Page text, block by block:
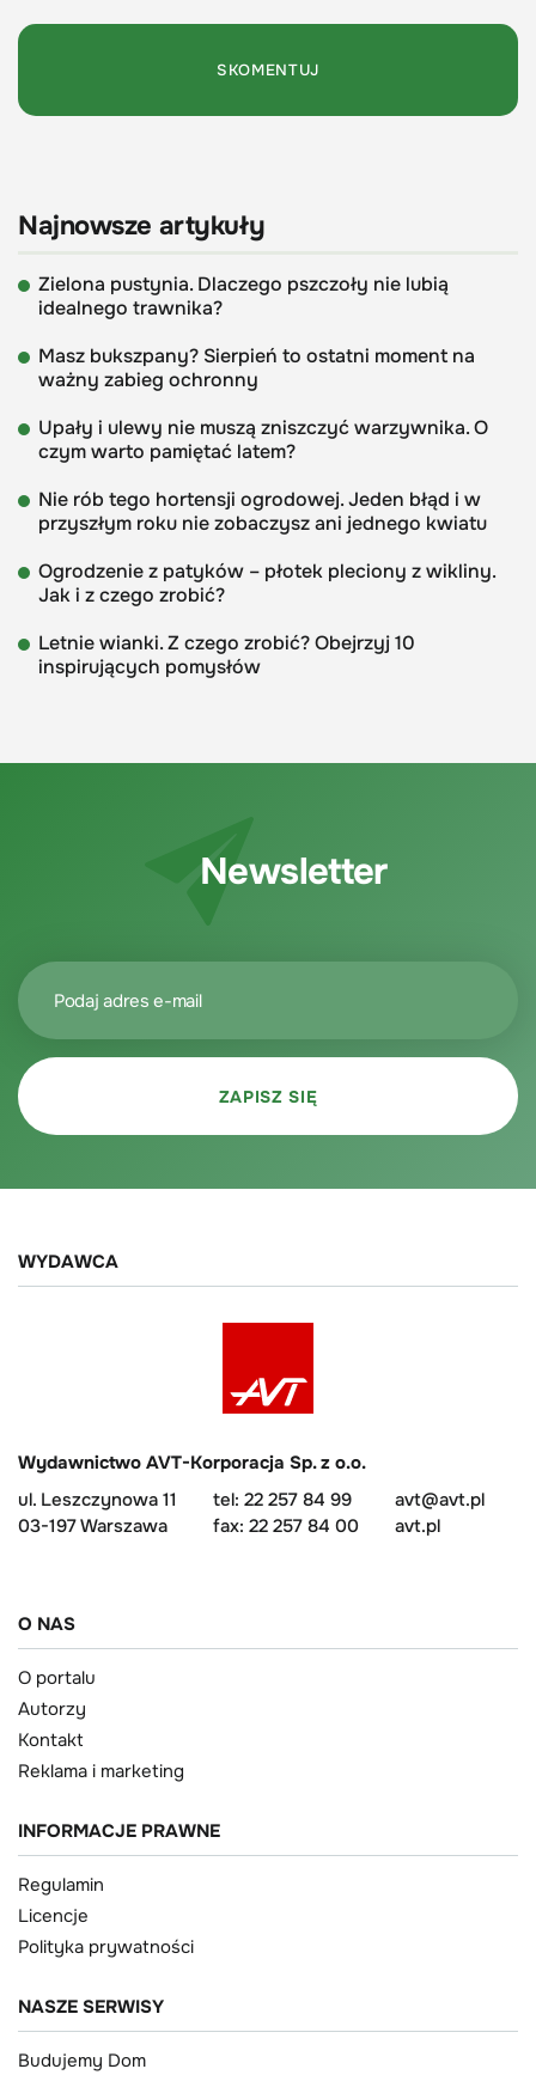
Najnowsze artykuły
Zielona pustynia. Dlaczego pszczoły nie lubią
idealnego trawnika?
Masz bukszpany? Sierpień to ostatni moment na
ważny zabieg ochronny
Upały i ulewy nie muszą zniszczyć warzywnika. O
czym warto pamiętać latem?
Nie rób tego hortensji ogrodowej. Jeden błąd i w
przyszłym roku nie zobaczysz ani jednego kwiatu
Ogrodzenie z patyków – płotek pleciony z wikliny.
Jak i z czego zrobić?
Letnie wianki. Z czego zrobić? Obejrzyj 10
inspirujących pomysłów
Newsletter
WYDAWCA
Wydawnictwo AVT-Korporacja Sp. z o.o.
ul. Leszczynowa 11
03-197 Warszawa
tel: 22 257 84 99
fax: 22 257 84 00
avt@avt.pl
avt.pl
O NAS
O portalu
Autorzy
Kontakt
Reklama i marketing
INFORMACJE PRAWNE
Regulamin
Licencje
Polityka prywatności
NASZE SERWISY
Budujemy Dom